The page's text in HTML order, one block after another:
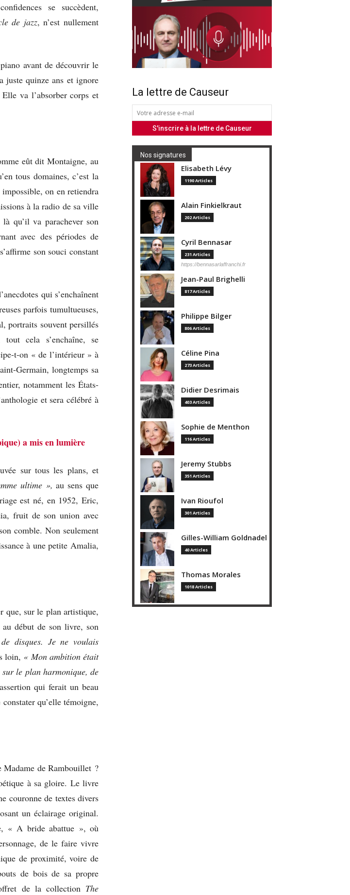
se succèdent,
de jazz, n’est nullement
avant de découvrir le
juste quinze ans et ignore
va l’absorber corps et
eût dit Montaigne, au
tous domaines, c’est la
on en retiendra
à la radio de sa ville
qu’il va parachever son
avec des périodes de
son souci constant
qui s’enchaînent
parfois tumultueuses,
portraits souvent persillés
tout cela s’enchaîne, se
t-on « de l’intérieur » à
Germain, longtemps sa
notamment les États-
et sera célébré à
a mis en lumière
sur tous les plans, et
ultime »,au sens que
est né, en 1952, Eric,
fruit de son union avec
comble. Non seulement
à une petite Amalia,
que, sur le plan artistique,
début de son livre, son
disques. Je ne voulais
loin, « Mon ambition était
le plan harmonique, de
qui ferait un beau
qu’elle témoigne,
de Rambouillet ?
à sa gloire. Le livre
couronne de textes divers
un éclairage original.
« A bride abattue », où
de le faire vivre
de proximité, voire de
de bois de sa propre
de la collection The
La lettre de Causeur
Nos signatures
Elisabeth Lévy
1190 Articles
Alain Finkielkraut
202 Articles
Cyril Bennasar
231 Articles
https://bennasarlaffranchi.fr
Jean-Paul Brighelli
817 Articles
Philippe Bilger
806 Articles
Céline Pina
273 Articles
Didier Desrimais
403 Articles
Sophie de Menthon
116 Articles
Jeremy Stubbs
351 Articles
Ivan Rioufol
301 Articles
Gilles-William Goldnadel
40 Articles
Thomas Morales
1018 Articles